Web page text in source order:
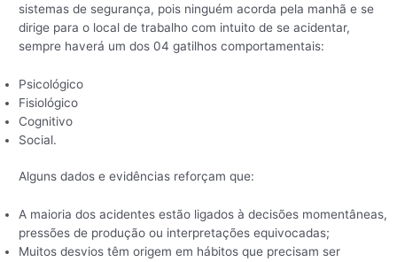
sistemas de segurança, pois ninguém acorda pela manhã e se
dirige para o local de trabalho com intuito de se acidentar,
sempre haverá um dos 04 gatilhos comportamentais:
Psicológico
Fisiológico
Cognitivo
Social.
Alguns dados e evidências reforçam que:
A maioria dos acidentes estão ligados à decisões momentâneas,
pressões de produção ou interpretações equivocadas;
Muitos desvios têm origem em hábitos que precisam ser